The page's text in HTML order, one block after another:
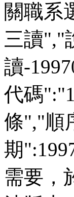
關職系
三讀","
讀-
代碼
條","順
期
需要，